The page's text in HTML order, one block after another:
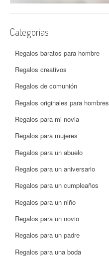
Categorías
Regalos baratos para hombre
Regalos creativos
Regalos de comunión
Regalos originales para hombres
Regalos para mi novia
Regalos para mujeres
Regalos para un abuelo
Regalos para un aniversario
Regalos para un cumpleaños
Regalos para un niño
Regalos para un novio
Regalos para un padre
Regalos para una boda